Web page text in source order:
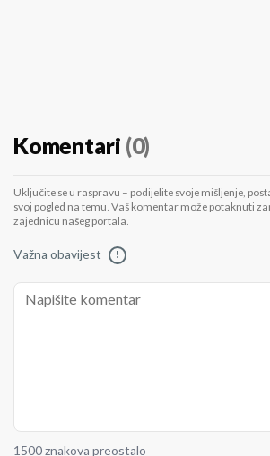
Komentari (0)
Uključite se u raspravu – podijelite svoje mišljenje,
svoj pogled na temu. Vaš komentar može potaknuti
zajednicu našeg portala.
Važna obavijest !
1500 znakova preostalo